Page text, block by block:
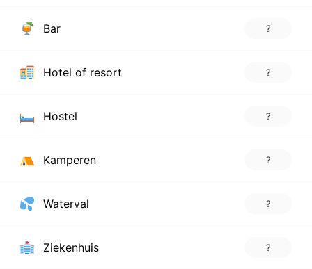
Bar ?
Hotel of resort ?
Hostel ?
Kamperen ?
Waterval ?
Ziekenhuis ?